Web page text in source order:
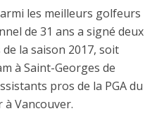
les meilleurs golfeurs
de 31 ans a signé deux
la saison 2017, soit
à Saint-Georges de
pros de la PGA du
Vancouver.